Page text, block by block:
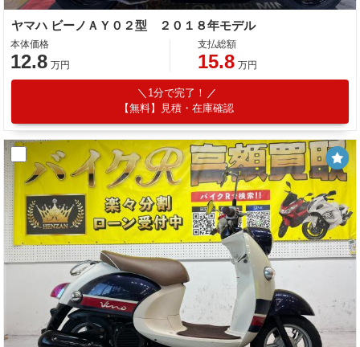
ヤマハ ビーノＡＹ０２型 ２０１８年モデル
本体価格
12.8 万円
支払総額
15.8 万円
1分で完了！
【無料】見積・在庫確認